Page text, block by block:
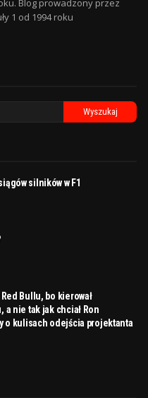
Blog prowadzony przez
1 od 1994 roku
silników w F1
Red Bullu, bo kierował
nie tak jak chciał Ron
o kulisach odejścia projektanta